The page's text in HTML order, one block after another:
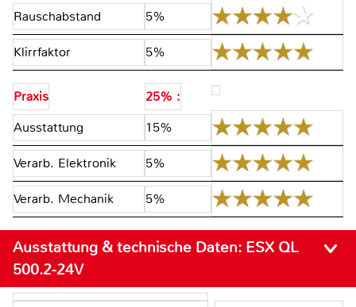
Rauschabstand 5%
Klirrfaktor 5%
Praxis
25% :
Ausstattung
15%
Verarb. Elektronik 5%
Verarb. Mechanik 5%
Ausstattung & technische Daten: ESX QL
500.2-24V